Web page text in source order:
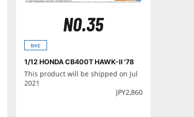
NO.35
BIKE
1/12 HONDA CB400T HAWK-II '78
This product will be shipped on Jul
2021
JPY2,860